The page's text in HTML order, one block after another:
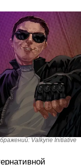
Valkyrie Initiative